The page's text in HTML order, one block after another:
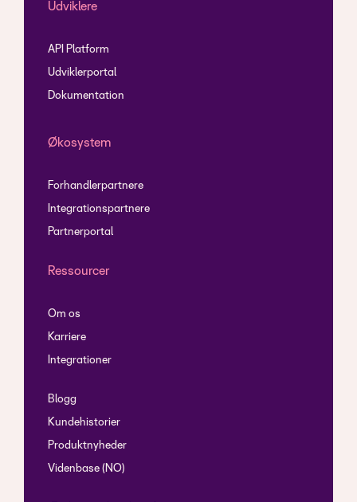
Udviklere
API Platform
Udviklerportal
Dokumentation
Økosystem
Forhandlerpartnere
Integrationspartnere
Partnerportal
Ressourcer
Om os
Karriere
Integrationer
Blogg
Kundehistorier
Produktnyheder
Videnbase (NO)